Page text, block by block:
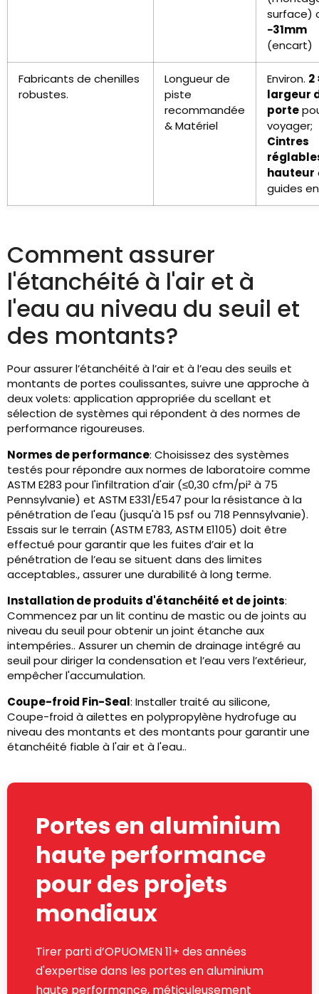
surface)
−31mm
(encart)
Fabricants de chenilles
robustes.
Longueur de
piste
recommandée
& Matériel
Environ. 2
largeur
porte
voyager;
Cintres
hauteur
guides
Comment assurer
l'étanchéité à l'air et à
l'eau au niveau du seuil et
des montants?
Pour assurer l’étanchéité à l’air et à l’eau des seuils et
montants de portes coulissantes, suivre une approche à
deux volets: application appropriée du scellant et
sélection de systèmes qui répondent à des normes de
performance rigoureuses.
Normes de performance: Choisissez des systèmes
testés pour répondre aux normes de laboratoire comme
ASTM E283 pour l'infiltration d'air (≤0,30 cfm/pi² à 75
Pennsylvanie) et ASTM E331/E547 pour la résistance à la
pénétration de l'eau (jusqu'à 15 psf ou 718 Pennsylvanie).
Essais sur le terrain (ASTM E783, ASTM E1105) doit être
effectué pour garantir que les fuites d’air et la
pénétration de l’eau se situent dans des limites
acceptables., assurer une durabilité à long terme.
Installation de produits d'étanchéité et de joints:
Commencez par un lit continu de mastic ou de joints au
niveau du seuil pour obtenir un joint étanche aux
intempéries.. Assurer un chemin de drainage intégré au
seuil pour diriger la condensation et l’eau vers l’extérieur,
empêcher l'accumulation.
Coupe-froid Fin-Seal: Installer traité au silicone,
Coupe-froid à ailettes en polypropylène hydrofuge au
niveau des montants et des montants pour garantir une
étanchéité fiable à l'air et à l'eau..
Portes en aluminium
haute performance
pour des projets
mondiaux
Tirer parti d’OPUOMEN 11+ des années
d'expertise dans les portes en aluminium
haute performance, méticuleusement